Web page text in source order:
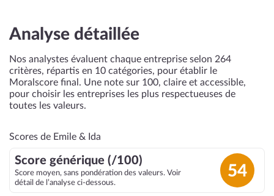
Analyse détaillée
Nos analystes évaluent chaque entreprise selon 264
critères, répartis en 10 catégories, pour établir le
Moralscore final. Une note sur 100, claire et accessible,
pour choisir les entreprises les plus respectueuses de
toutes les valeurs.
Scores de Emile & Ida
Score générique (/100)
Score moyen, sans pondération des valeurs. Voir
détail de l’analyse ci-dessous.
54